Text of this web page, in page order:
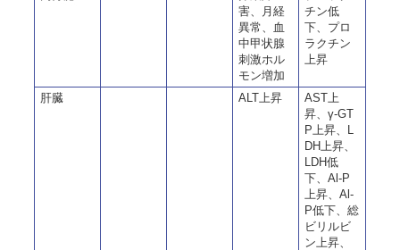
害、月経
異常、血
中甲状腺
刺激ホル
モン増加
チン低
下、プロ
ラクチン
上昇
肝臓 ALT上昇
AST上
昇、γ-GT
P上昇、L
DH上昇、
LDH低
下、Al-P
上昇、Al-
P低下、総
ビリルビ
ン上昇、